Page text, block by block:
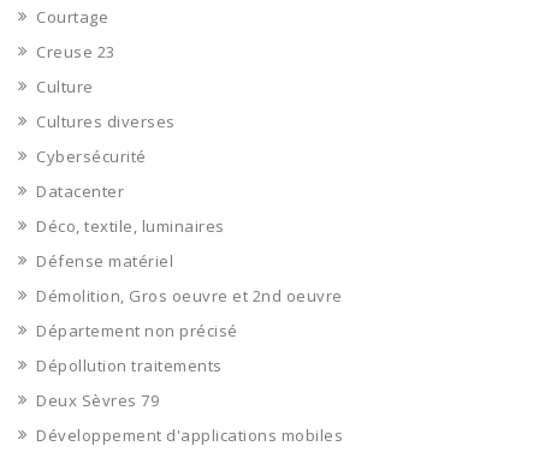
Courtage
Creuse 23
Culture
Cultures diverses
Cybersécurité
Datacenter
Déco, textile, luminaires
Défense matériel
Démolition, Gros oeuvre et 2nd oeuvre
Département non précisé
Dépollution traitements
Deux Sèvres 79
Développement d'applications mobiles